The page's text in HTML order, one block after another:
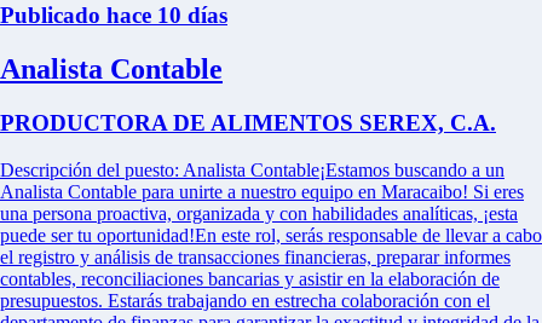
Publicado hace 10 días
Analista Contable
PRODUCTORA DE ALIMENTOS SEREX, C.A.
Descripción del puesto: Analista Contable¡Estamos buscando a un
Analista Contable para unirte a nuestro equipo en Maracaibo! Si eres
una persona proactiva, organizada y con habilidades analíticas, ¡esta
puede ser tu oportunidad!En este rol, serás responsable de llevar a cabo
el registro y análisis de transacciones financieras, preparar informes
contables, reconciliaciones bancarias y asistir en la elaboración de
presupuestos. Estarás trabajando en estrecha colaboración con el